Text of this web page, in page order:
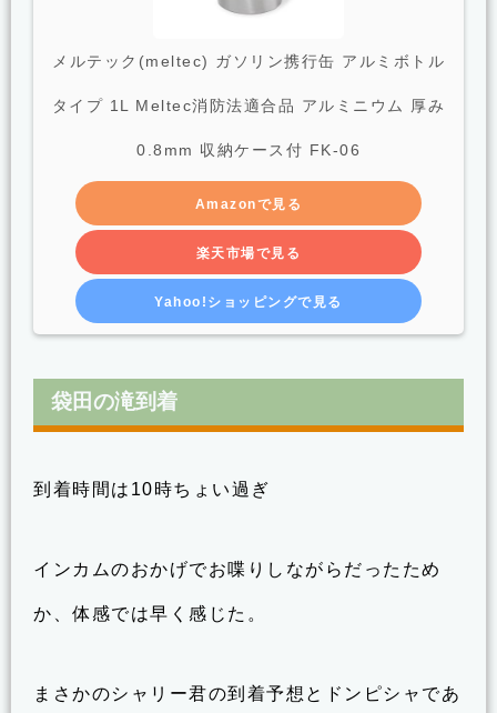
メルテック(meltec) ガソリン携行缶 アルミボトル
タイプ 1L Meltec消防法適合品 アルミニウム 厚み
0.8mm 収納ケース付 FK-06
Amazonで見る
楽天市場で見る
Yahoo!ショッピングで見る
袋田の滝到着
到着時間は10時ちょい過ぎ
インカムのおかげでお喋りしながらだったため
か、体感では早く感じた。
まさかのシャリー君の到着予想とドンピシャであ